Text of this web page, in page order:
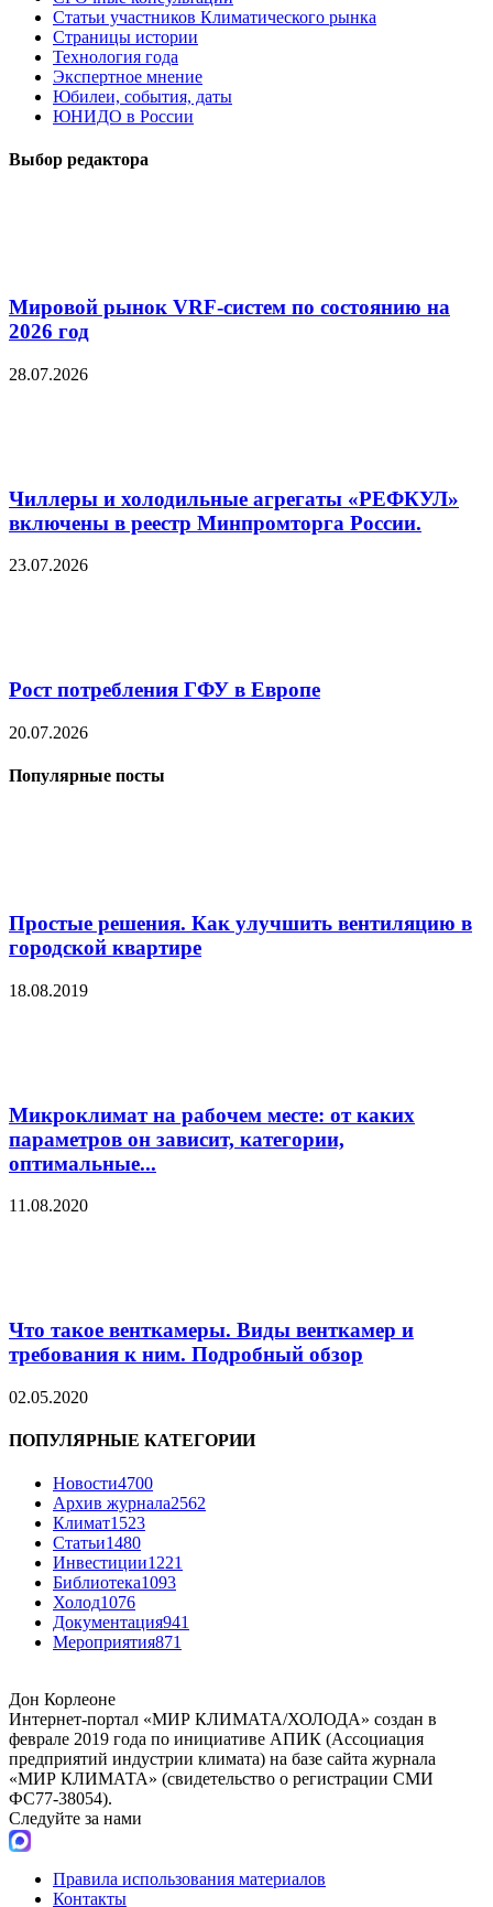
Статьи участников Климатического рынка
Страницы истории
Технология года
Экспертное мнение
Юбилеи, события, даты
ЮНИДО в России
Выбор редактора
Мировой рынок VRF-систем по состоянию на
2026 год
28.07.2026
Чиллеры и холодильные агрегаты «РЕФКУЛ»
включены в реестр Минпромторга России.
23.07.2026
Рост потребления ГФУ в Европе
20.07.2026
Популярные посты
Простые решения. Как улучшить вентиляцию в
городской квартире
18.08.2019
Микроклимат на рабочем месте: от каких
параметров он зависит, категории,
оптимальные...
11.08.2020
Что такое венткамеры. Виды венткамер и
требования к ним. Подробный обзор
02.05.2020
ПОПУЛЯРНЫЕ КАТЕГОРИИ
Новости4700
Архив журнала2562
Климат1523
Статьи1480
Инвестиции1221
Библиотека1093
Холод1076
Документация941
Мероприятия871
Дон Корлеоне
Интернет-портал «МИР КЛИМАТА/ХОЛОДА» создан в
феврале 2019 года по инициативе АПИК (Ассоциация
предприятий индустрии климата) на базе сайта журнала
«МИР КЛИМАТА» (свидетельство о регистрации СМИ
ФС77-38054).
Следуйте за нами
Правила использования материалов
Контакты